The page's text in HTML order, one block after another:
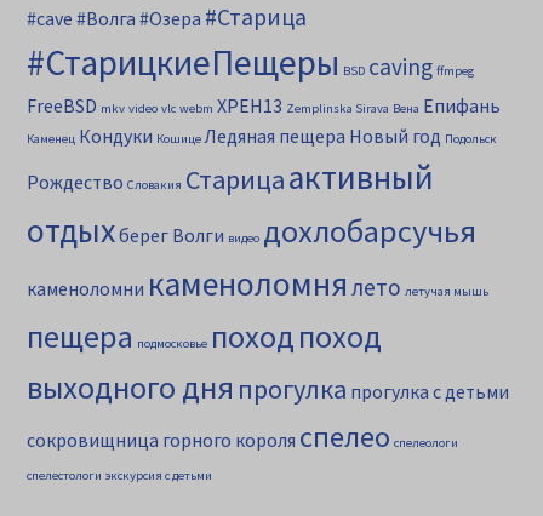
#cave #Волга #Озера #Старица
#СтарицкиеПещеры BSD caving ffmpeg
FreeBSD mkv video vlc webm XPEH13 Zemplinska Sirava Вена Епифань
Каменец Кондуки Кошице Ледяная пещера Новый год Подольск
Рождество Словакия Старицаактивный
отдыхберег Волги видео дохлобарсучья
каменоломни каменоломня лето летучая мышь
пещера подмосковье походпоход
выходного дня прогулка прогулка с детьми
сокровищница горного короля спелео спелеологи
спелестологи экскурсия с детьми